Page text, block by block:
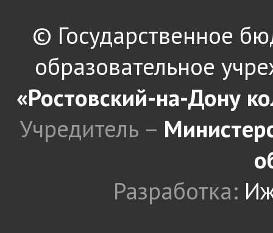
© Государственное
образовательное
«Ростовский-на-Дону
Учредитель –
Разработка: